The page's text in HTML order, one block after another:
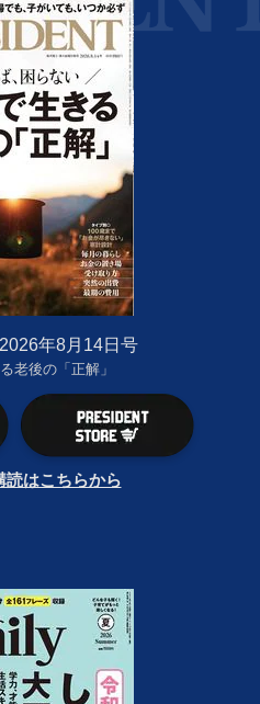
年8月14日号
老後の「正解」
読はこちらから